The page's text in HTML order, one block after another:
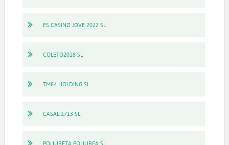
ES CASINO JOVE 2022 SL
COLETO2018 SL
TM84 HOLDING SL
CASAL 1713 SL
POLIURETA POLIUREA SL